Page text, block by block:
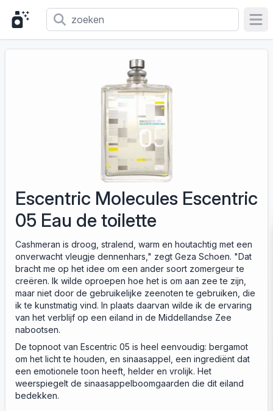
Escentric Molecules Escentric
05 Eau de toilette
Cashmeran is droog, stralend, warm en houtachtig met een
onverwacht vleugje dennenhars," zegt Geza Schoen. "Dat
bracht me op het idee om een ander soort zomergeur te
creëren. Ik wilde oproepen hoe het is om aan zee te zijn,
maar niet door de gebruikelijke zeenoten te gebruiken, die
ik te kunstmatig vind. In plaats daarvan wilde ik de ervaring
van het verblijf op een eiland in de Middellandse Zee
nabootsen.
De topnoot van Escentric 05 is heel eenvoudig: bergamot
om het licht te houden, en sinaasappel, een ingrediënt dat
een emotionele toon heeft, helder en vrolijk. Het
weerspiegelt de sinaasappelboomgaarden die dit eiland
bedekken.